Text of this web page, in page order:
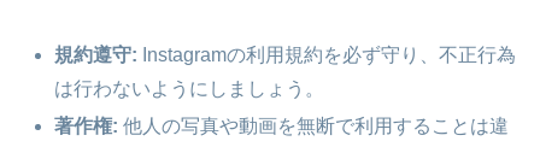
規約遵守: Instagramの利用規約を必ず守り、不正行為
は行わないようにしましょう。
著作権: 他人の写真や動画を無断で利用することは違